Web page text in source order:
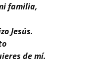
familia,
Jesús.
de mí.